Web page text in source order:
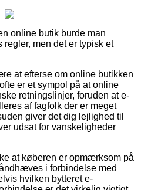
online butik burde man
men det er typisk et
at efterse om online butikken
er et sympol på at online
retningslinjer, foruden at e-
af fagfolk der er meget
giver det dig lejlighed til
udsat for vanskeligheder
at køberen er opmærksom på
i forbindelse med
hvilken bytteret e-